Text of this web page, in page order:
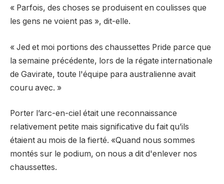
« Parfois, des choses se produisent en coulisses que
les gens ne voient pas », dit-elle.
« Jed et moi portions des chaussettes Pride parce que
la semaine précédente, lors de la régate internationale
de Gavirate, toute l'équipe para australienne avait
couru avec. »
Porter l’arc-en-ciel était une reconnaissance
relativement petite mais significative du fait qu’ils
étaient au mois de la fierté. «Quand nous sommes
montés sur le podium, on nous a dit d'enlever nos
chaussettes.